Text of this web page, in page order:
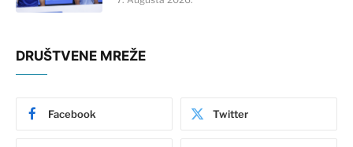
DRUŠTVENE MREŽE
Facebook Twitter